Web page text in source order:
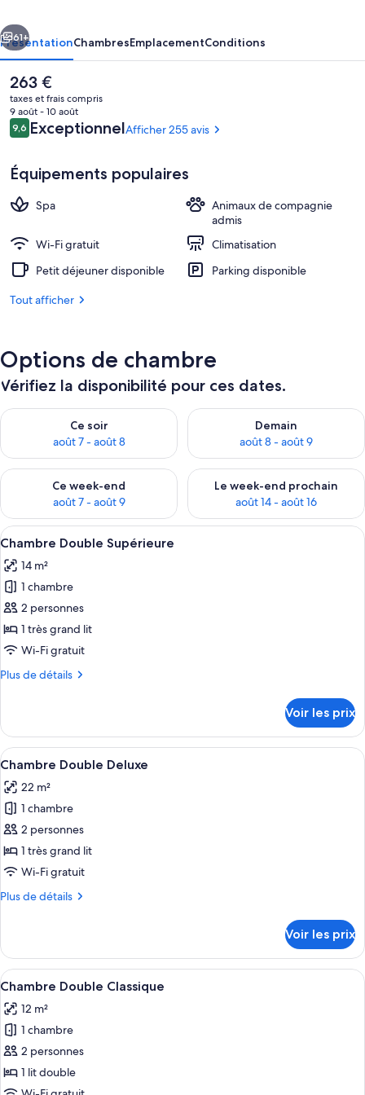
Jardin
Suivant
61+
PrésentationChambresEmplacementConditions
Le
prix
actuel
est
de
263 €
taxes et frais compris
9 août - 10 août
Avis
voyageurs
9,69,6 sur 10
ExceptionnelAfficher 255 avis
Équipements populaires
Spa
Animaux de compagnie
admis
Wi-Fi gratuit
Climatisation
Petit déjeuner disponible
Parking disponible
Tout afficher
Options de chambre
Vérifiez la disponibilité pour ces dates.
Ce soir
août 7 - août 8
Vérifier la disponibilité pour ce soir août 7 - août 8
Demain
août 8 - août 9
Vérifier la disponibilité pour
Ce week-end
août 7 - août 9
Vérifier la disponibilité pour ce week-end août 7 - août 9
Le week-end prochain
août 14 - août 16
Vérifier la disponibilité pour
Afficher
toutes
les
photos
pour
ce
type
chambre :
Supérieure
Une chambre à coucher bien
5
Chambre Double Supérieure
14 m²
1 chambre
2 personnes
1 très grand lit
Wi-Fi gratuit
Plus de détails
Plus
le
type
de
Chambre
Double
Supérieure
Voir les prix
Afficher
toutes
les
photos
pour
ce
type
chambre :
Deluxe
Une chambre d’hôtel avec un lit, un
9
Chambre Double Deluxe
22 m²
1 chambre
2 personnes
1 très grand lit
Wi-Fi gratuit
Plus de détails
Plus
le
type
de
Chambre
Double
Deluxe
Voir les prix
Afficher
toutes
les
photos
pour
ce
type
Chambre Double Classique |
11
Chambre Double Classique
12 m²
1 chambre
2 personnes
1 lit double